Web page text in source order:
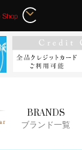
BRANDS
ブランド一覧